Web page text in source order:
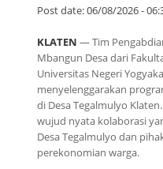
Post date:06/08/2026 -
KLATEN — Tim
Mbangun Desadari
Universitas Negeri
menyelenggarakan
di Desa Tegalmulyo
wujud nyata kolaborasi
Desa Tegalmulyo dan
perekonomian warga.